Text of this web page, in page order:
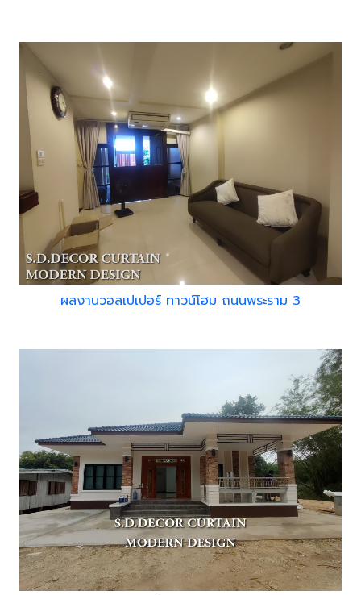
ผลงานวอลเปเปอร์ ทาวน์โฮม ถนนพระราม 3